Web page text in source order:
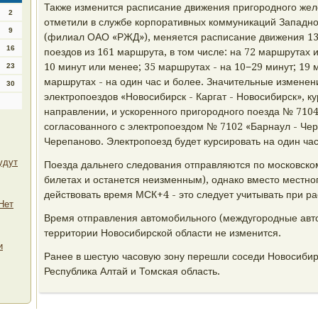
2
9
16
23
30
Также изменится расписание движения пригородного
отметили в службе корпоративных коммуникаций
(филиал ОАО «РЖД»), меняется расписание движения
поездов из 161 маршрута, в том числе: на 72 маршрутах
10 минут или менее; 35 маршрутах - на 10−29 минут; 19
маршрутах - на один час и более. Значительные
электропоездов «Новосибирск - Каргат - Новосибирск»,
направлении, и ускоренного пригородного поезда №
согласованного с электропоездом № 7102 «Барнаул -
Черепаново. Электропоезд будет курсировать на один
Поезда дальнего следования отправляются по
билетах и останется неизменным), однако вместо
действовать время МСК+4 - это следует учитывать при
Время отправления автомобильного (междугородные
территории Новосибирской области не изменится.
Ранее в шестую часовую зону перешли соседи
Республика Алтай и Томская область.